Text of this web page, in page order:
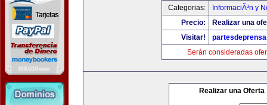
Categorias:
InformaciÃ³n y
Precio:
Realizar una
Visitar!
Serán consideradas
Realizar una Oferta